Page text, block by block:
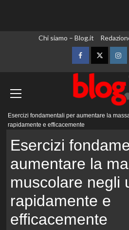
Chi siamo – Blog.it
FacebookTwitter
principale
Esercizi fondamentali per aumentare la
rapidamente e efficacemente
Esercizi
aumentare la
muscolare negli
rapidamente e
efficacemente